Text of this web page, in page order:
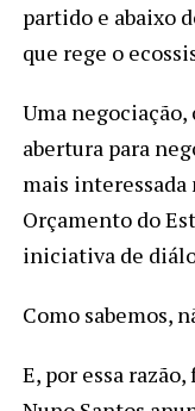
partido e abaixo
que rege o
Uma negociação,
abertura para
mais interessada
Orçamento do
iniciativa de
Como sabemos,
E, por essa